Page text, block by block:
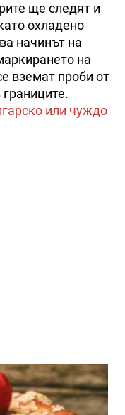
ще следят и
охладено
начинът на
на
вземат проби от
или чуждо